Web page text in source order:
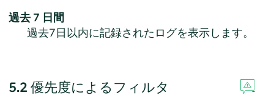
過去 7 日間
過去7日以内に記録されたログを表示します。
5.2 優先度によるフィルタ